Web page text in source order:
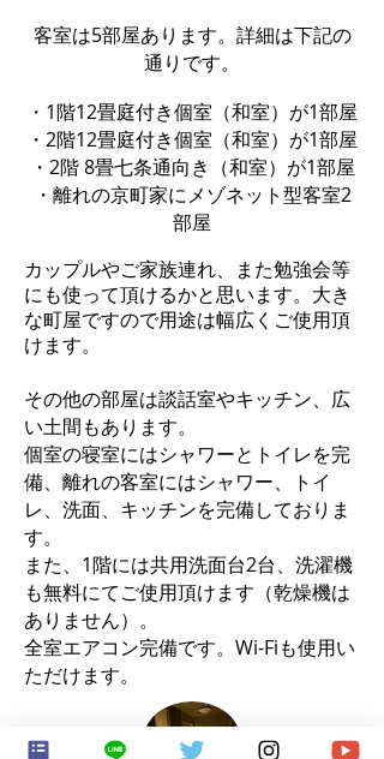
客室は5部屋あります。詳細は下記の
通りです。
・1階12畳庭付き個室（和室）が1部屋
・2階12畳庭付き個室（和室）が1部屋
・2階 8畳七条通向き（和室）が1部屋
・離れの京町家にメゾネット型客室2
部屋
カップルやご家族連れ、また勉強会等
にも使って頂けるかと思います。大き
な町屋ですので用途は幅広くご使用頂
けます。
その他の部屋は談話室やキッチン、広
い土間もあります。
個室の寝室にはシャワーとトイレを完
備、離れの客室にはシャワー、トイ
レ、洗面、キッチンを完備しておりま
す。
また、1階には共用洗面台2台、洗濯機
も無料にてご使用頂けます（乾燥機は
ありません）。
全室エアコン完備です。Wi-Fiも使用い
ただけます。